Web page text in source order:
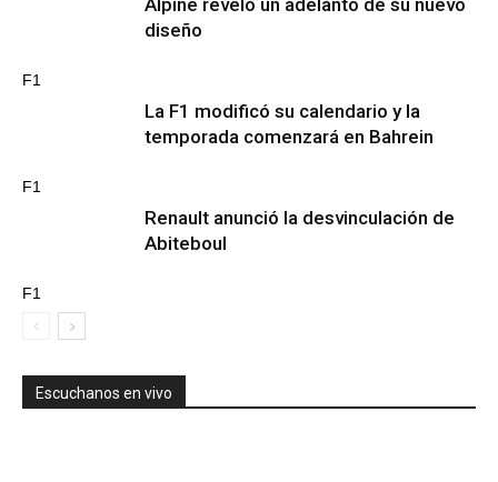
F1
Alpine reveló un adelanto de su nuevo
diseño
F1
La F1 modificó su calendario y la
temporada comenzará en Bahrein
F1
Renault anunció la desvinculación de
Abiteboul
Escuchanos en vivo